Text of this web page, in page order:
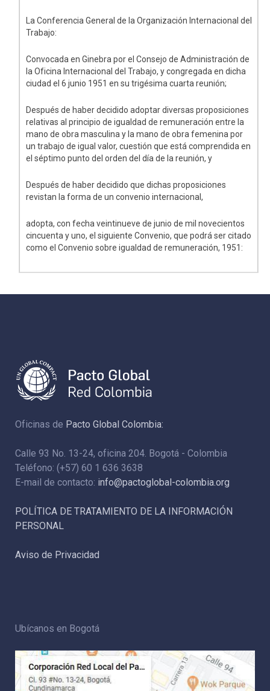
La Conferencia General de la Organización Internacional del
Trabajo:
Convocada en Ginebra por el Consejo de Administración de
la Oficina Internacional del Trabajo, y congregada en dicha
ciudad el 6 junio 1951 en su trigésima cuarta reunión;
Después de haber decidido adoptar diversas proposiciones
relativas al principio de igualdad de remuneración entre la
mano de obra masculina y la mano de obra femenina por
un trabajo de igual valor, cuestión que está comprendida en
el séptimo punto del orden del día de la reunión, y
Después de haber decidido que dichas proposiciones
revistan la forma de un convenio internacional,
adopta, con fecha veintinueve de junio de mil novecientos
cincuenta y uno, el siguiente Convenio, que podrá ser citado
como el Convenio sobre igualdad de remuneración, 1951:
Oficinas de Pacto Global Colombia:
Calle 93 No. 13-24, oficina 204. Bogotá - Colombia
Teléfono: (+57) 60 1 636 3638
E-mail de contacto: info@pactoglobal-colombia.org
POLÍTICA DE TRATAMIENTO DE LA INFORMACIÓN
PERSONAL
Aviso de Privacidad
Ubícanos en Bogotá